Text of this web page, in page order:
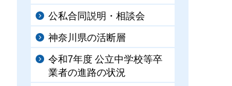
公私合同説明・相談会
神奈川県の活断層
令和7年度 公立中学校等卒
業者の進路の状況